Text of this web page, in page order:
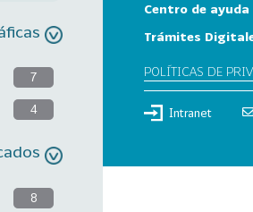
7
4
8
Centro de ayuda
Trámites
POLÍTICAS DE
Intranet